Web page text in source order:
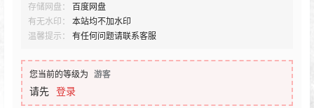
存储网盘：
百度网盘
有无水印：
本站均不加水印
温馨提示：
有任何问题请联系客服
您当前的等级为 游客
请先 登录